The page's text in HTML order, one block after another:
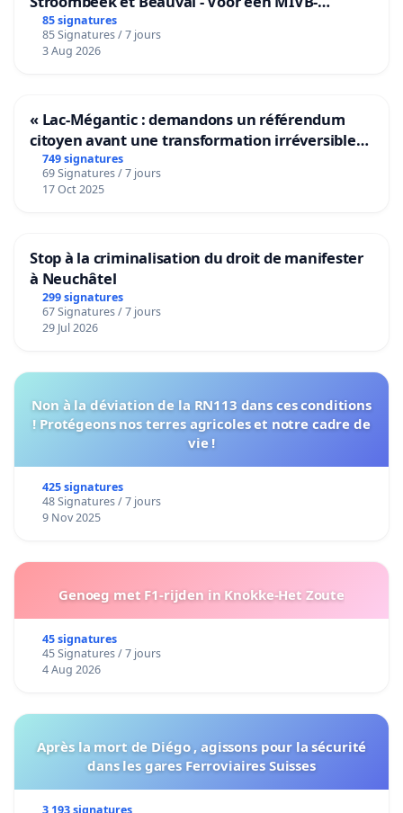
bediening van de wijken Strombeek en Het
Voor
85 signatures
85 Signatures / 7 jours
3 Aug 2026
« Lac-Mégantic : demandons un référendum
citoyen avant une transformation irréversible
de notre territoire »
749 signatures
69 Signatures / 7 jours
17 Oct 2025
Stop à la criminalisation du droit de manifester
à Neuchâtel
299 signatures
67 Signatures / 7 jours
29 Jul 2026
Non à la déviation de la RN113 dans ces conditions
! Protégeons nos terres agricoles et notre cadre de
vie !
425 signatures
48 Signatures / 7 jours
9 Nov 2025
Genoeg met F1-rijden in Knokke-Het Zoute
45 signatures
45 Signatures / 7 jours
4 Aug 2026
Après la mort de Diégo , agissons pour la sécurité
dans les gares Ferroviaires Suisses
3 193 signatures